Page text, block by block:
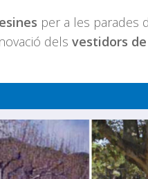
per a les parades
dels vestidors